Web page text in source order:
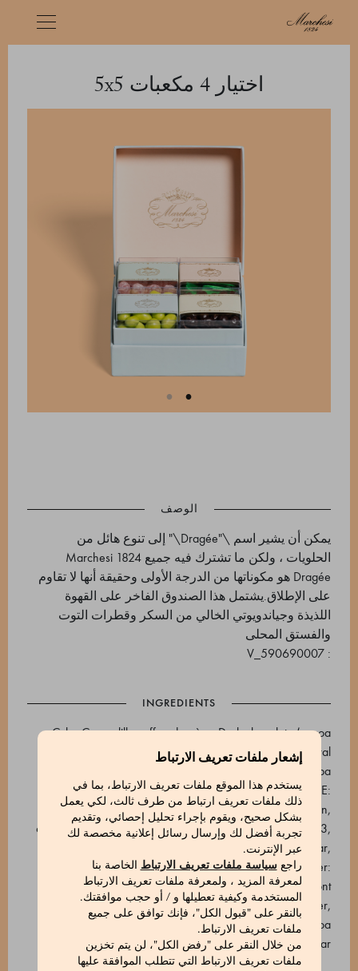
إشعار ملفات تعريف الارتباط
يستخدم هذا الموقع ملفات تعريف الارتباط، بما في
ذلك ملفات تعريف ارتباط من طرف ثالث، لكي يعمل
بشكل صحيح، ويقوم بإجراء تحليل إحصائي، وتقديم
تجربة أفضل لك وإرسال رسائل إعلانية مخصصة لك
عبر الإنترنت.
راجعسياسة ملفات تعريف الارتباط
الخاصة بنا
لمعرفة المزيد ، ولمعرفة ملفات تعريف الارتباط
المستخدمة وكيفية تعطيلها و / أو حجب موافقتك.
بالنقر على "قبول الكل"، فإنك توافق على جميع
ملفات تعريف الارتباط.
من خلال النقر على "رفض الكل"، لن يتم تخزين
ملفات تعريف الارتباط التي تتطلب الموافقة عليها
اختيار 4 مكعبات 5x5
الوصف
يمكن أن يشير اسم \"Dragée\" إلى تنوع هائل من
الحلويات ، ولكن ما تشترك فيه جميع Marchesi 1824
Dragée هو مكوناتها من الدرجة الأولى وحقيقة أنها لا تقاوم
على الإطلاق.يشتمل هذا الصندوق الفاخر على القهوة
اللذيذة وجياندويوتي الخالي من السكر وقطرات التوت
والفستق المحلى
: 590690007_V
INGREDIENTS
Cuba Caracolillo coffee dragèe - Dark chocolate (cocoa
mass, sugar, cocoa butter, emulsifier: soy lecithin, natural
vanilla flavouring, cocoa min. 66%), roasted Cuba
Caracolillo coffee beans. Sugared pistachios - OUTSIDE:
sugar, rice starch, thickener: gum arabic, maltodextrin,
coating agent: carnauba wax. Food colourings: E101, E133,
E150b. INSIDE: pistachio. Raspberry drops - Sugar,
glucose syrup, raspberry juice, natural flavours. Acidifier:
citric acid. Sugar-free Gianduiotti - Toasted IGP Piedmont
hazelnuts (40%), maltitol (E965), cocoa butter,
unsweetened cocoa powder 22/24, cocoa beans. Cocoa
min. 29%. Naturally contains sugar.